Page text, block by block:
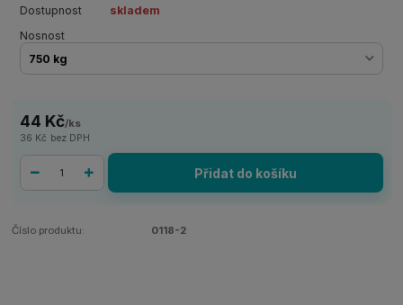
Dostupnost
skladem
Nosnost
44 Kč/ks
36 Kč bez DPH
Přidat do košíku
Číslo produktu: 0118-2